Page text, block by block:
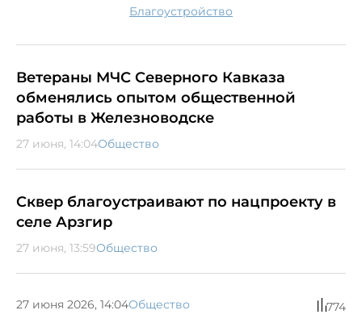
благоустройство
Ветераны МЧС Северного Кавказа
обменялись опытом общественной
работы в Железноводске
27 июня, 14:04Общество
Сквер благоустраивают по нацпроекту в
селе Арзгир
27 июня, 13:59Общество
27 июня 2026, 14:04Общество 774